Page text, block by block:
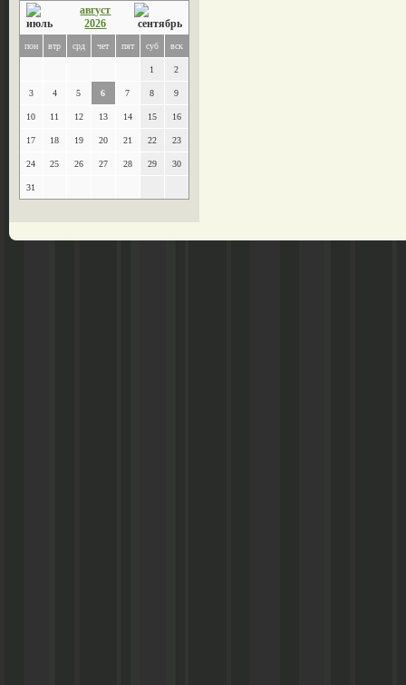
август
2026
пон втр срд чет пят суб вск
1 2
3 4 5 6 7 8 9
10 11 12 13 14 15 16
17 18 19 20 21 22 23
24 25 26 27 28 29 30
31